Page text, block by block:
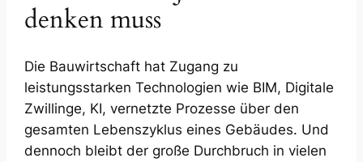
denken muss
Die Bauwirtschaft hat Zugang zu
leistungsstarken Technologien wie BIM, Digitale
Zwillinge, KI, vernetzte Prozesse über den
gesamten Lebenszyklus eines Gebäudes. Und
dennoch bleibt der große Durchbruch in vielen